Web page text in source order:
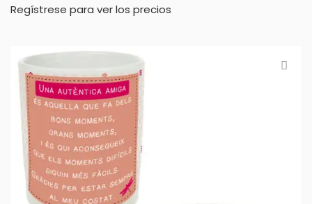
Regístrese para ver los precios